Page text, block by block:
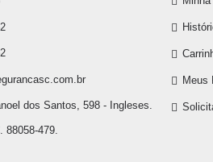
dos Santos, 598 - Ingleses.
88058-479.
Meus